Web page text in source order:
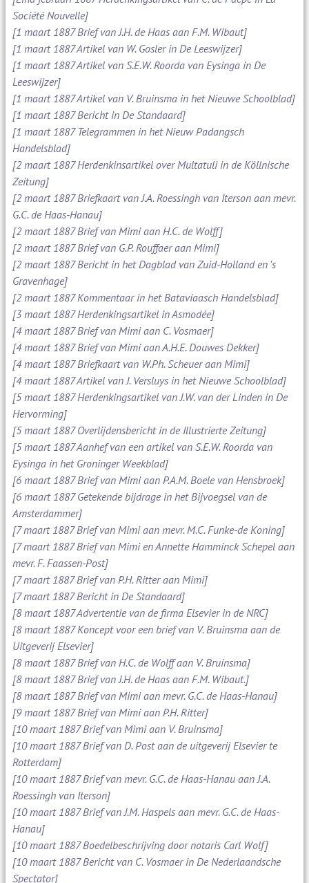
Société Nouvelle]
[1 maart 1887 Brief van J.H. de Haas aan F.M. Wibaut]
[1 maart 1887 Artikel van W. Gosler in De Leeswijzer]
[1 maart 1887 Artikel van S.E.W. Roorda van Eysinga in De
Leeswijzer]
[1 maart 1887 Artikel van V. Bruinsma in het Nieuwe Schoolblad]
[1 maart 1887 Bericht in De Standaard]
[1 maart 1887 Telegrammen in het Nieuw Padangsch
Handelsblad]
[2 maart 1887 Herdenkinsartikel over Multatuli in de Köllnische
Zeitung]
[2 maart 1887 Briefkaart van J.A. Roessingh van Iterson aan mevr.
G.C. de Haas-Hanau]
[2 maart 1887 Brief van Mimi aan H.C. de Wolff]
[2 maart 1887 Brief van G.P. Rouffaer aan Mimi]
[2 maart 1887 Bericht in het Dagblad van Zuid-Holland en 's
Gravenhage]
[2 maart 1887 Kommentaar in het Bataviaasch Handelsblad]
[3 maart 1887 Herdenkingsartikel in Asmodée]
[4 maart 1887 Brief van Mimi aan C. Vosmaer]
[4 maart 1887 Brief van Mimi aan A.H.E. Douwes Dekker]
[4 maart 1887 Briefkaart van W.Ph. Scheuer aan Mimi]
[4 maart 1887 Artikel van J. Versluys in het Nieuwe Schoolblad]
[5 maart 1887 Herdenkingsartikel van J.W. van der Linden in De
Hervorming]
[5 maart 1887 Overlijdensbericht in de Illustrierte Zeitung]
[5 maart 1887 Aanhef van een artikel van S.E.W. Roorda van
Eysinga in het Groninger Weekblad]
[6 maart 1887 Brief van Mimi aan P.A.M. Boele van Hensbroek]
[6 maart 1887 Getekende bijdrage in het Bijvoegsel van de
Amsterdammer]
[7 maart 1887 Brief van Mimi aan mevr. M.C. Funke-de Koning]
[7 maart 1887 Brief van Mimi en Annette Hamminck Schepel aan
mevr. F. Faassen-Post]
[7 maart 1887 Brief van P.H. Ritter aan Mimi]
[7 maart 1887 Bericht in De Standaard]
[8 maart 1887 Advertentie van de firma Elsevier in de NRC]
[8 maart 1887 Koncept voor een brief van V. Bruinsma aan de
Uitgeverij Elsevier]
[8 maart 1887 Brief van H.C. de Wolff aan V. Bruinsma]
[8 maart 1887 Brief van J.H. de Haas aan F.M. Wibaut.]
[8 maart 1887 Brief van Mimi aan mevr. G.C. de Haas-Hanau]
[9 maart 1887 Brief van Mimi aan P.H. Ritter]
[10 maart 1887 Brief van Mimi aan V. Bruinsma]
[10 maart 1887 Brief van D. Post aan de uitgeverij Elsevier te
Rotterdam]
[10 maart 1887 Brief van mevr. G.C. de Haas-Hanau aan J.A.
Roessingh van Iterson]
[10 maart 1887 Brief van J.M. Haspels aan mevr. G.C. de Haas-
Hanau]
[10 maart 1887 Boedelbeschrijving door notaris Carl Wolf]
[10 maart 1887 Bericht van C. Vosmaer in De Nederlaandsche
Spectator]